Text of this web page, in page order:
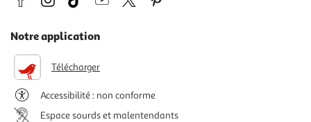
Notre application
Télécharger
Accessibilité : non conforme
Espace sourds et malentendants